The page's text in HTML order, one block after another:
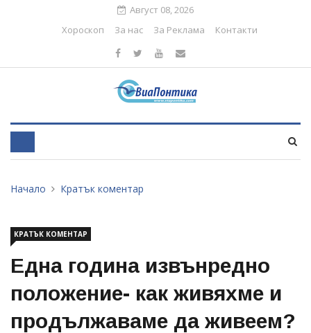
Август 08, 2026
Хороскоп
За нас За Реклама Контакти
Начало Кратък коментар
КРАТЪК КОМЕНТАР
Една година извънредно
положение- как живяхме и
продължаваме да живеем?